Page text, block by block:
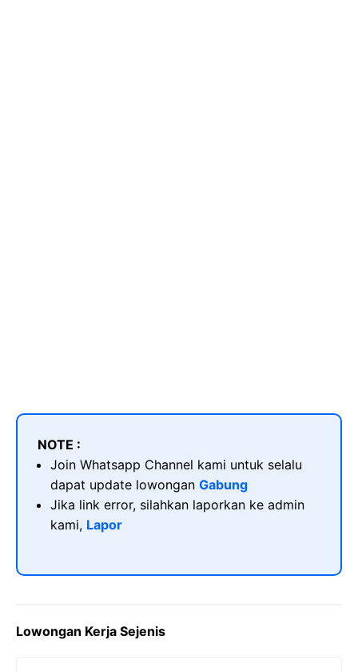
NOTE :
Join Whatsapp Channel kami untuk selalu
dapat update lowongan Gabung
Jika link error, silahkan laporkan ke admin
kami, Lapor
Lowongan Kerja Sejenis